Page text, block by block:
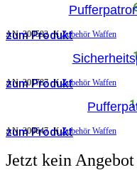
zum Produkt
AN:200592 K Zubehör Waffen
zum Produkt
AN:201787 K Zubehör Waffen
zum Produkt
AN:200647 K Zubehör Waffen
Jetzt kein